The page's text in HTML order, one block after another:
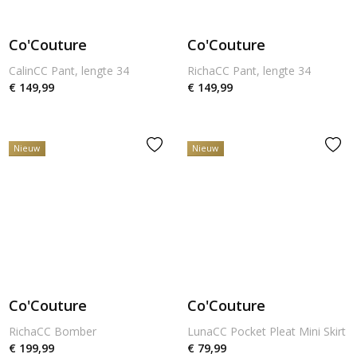
Co'Couture
CalinCC Pant, lengte 34
€ 149,99
Co'Couture
RichaCC Pant, lengte 34
€ 149,99
Nieuw
Co'Couture
RichaCC Bomber
€ 199,99
Nieuw
Co'Couture
LunaCC Pocket Pleat Mini Skirt
€ 79,99